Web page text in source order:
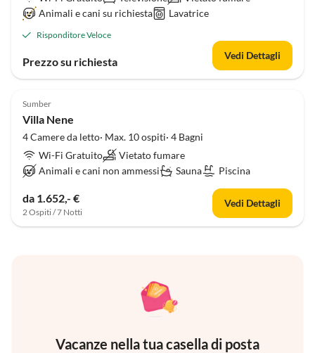
Animali e cani su richiesta
Lavatrice
Risponditore Veloce
Prezzo su richiesta Vedi Dettagli
Sumber
Villa Nene
4 Camere da letto· Max. 10 ospiti· 4 Bagni
Wi-Fi Gratuito
Vietato fumare
Animali e cani non ammessi
Sauna Piscina
da 1.652,- €
2 Ospiti / 7 Notti
Vedi Dettagli
Vacanze nella tua casella di posta